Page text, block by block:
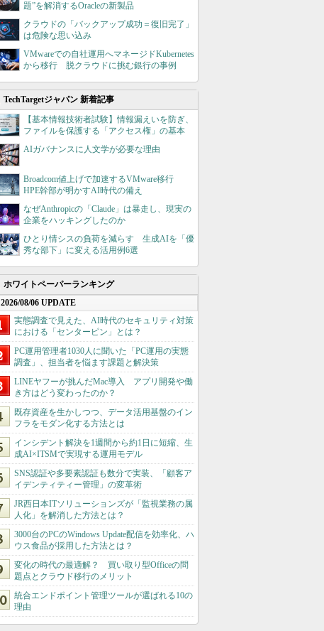
題”を解消するOracleの新製品
クラウドの「バックアップ成功＝復旧完了」
は危険な思い込み
VMwareでの自社運用へマネージドKubernetes
から移行 脱クラウドに挑む銀行の事例
TechTargetジャパン 新着記事
【基本情報技術者試験】情報漏えいを防ぎ、
ファイルを保護する「アクセス権」の基本
AIガバナンスに人文学が必要な理由
Broadcom値上げで加速するVMware移行
HPE幹部が明かすAI時代の備え
なぜAnthropicの「Claude」は暴走し、現実の
企業をハッキングしたのか
ひとり情シスの負荷を減らす 生成AIを「優
秀な部下」に変える活用例6選
ホワイトペーパーランキング
2026/08/06 UPDATE
実態調査で見えた、AI時代のセキュリティ対策
における「センターピン」とは？
PC運用管理者1030人に聞いた「PC運用の実態
調査」、担当者を悩ます課題と解決策
LINEヤフーが挑んだMac導入 アプリ開発や働
き方はどう変わったのか？
既存資産を生かしつつ、データ活用基盤のイン
フラをモダン化する方法とは
インシデント解決を1週間から約1日に短縮、生
成AI×ITSMで実現する運用モデル
SNS認証や多要素認証も数分で実装、「顧客ア
イデンティティー管理」の変革術
JR西日本ITソリューションズが「監視業務の属
人化」を解消した方法とは？
3000台のPCのWindows Update配信を効率化、ハ
ウス食品が採用した方法とは？
変化の時代の最適解？ 買い取り型Officeの問
題点とクラウド移行のメリット
統合エンドポイント管理ツールが選ばれる10の
理由